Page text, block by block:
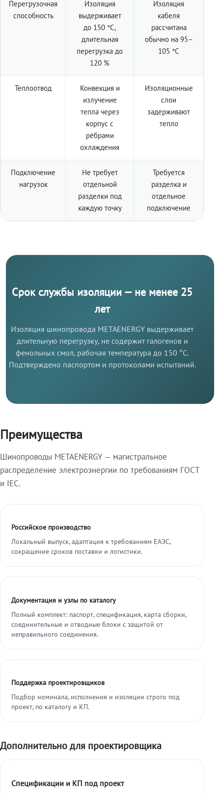
Перегрузочная
способность
Изоляция
выдерживает
до 150 °C,
длительная
перегрузка до
120 %
Изоляция
кабеля
рассчитана
обычно на 95–
105 °C
Теплоотвод
Конвекция и
излучение
тепла через
корпус с
рёбрами
охлаждения
Изоляционные
слои
задерживают
тепло
Подключение
нагрузок
Не требует
отдельной
разделки под
каждую точку
Требуется
разделка и
отдельное
подключение
Срок службы изоляции — не менее 25
лет
Изоляция шинопровода METAENERGY выдерживает
длительную перегрузку, не содержит галогенов и
фенольных смол, рабочая температура до 150 °C.
Подтверждено паспортом и протоколами испытаний.
Преимущества
Шинопроводы METAENERGY — магистральное
распределение электроэнергии по требованиям ГОСТ
и IEC.
Российское производство
Локальный выпуск, адаптация к требованиям ЕАЭС,
сокращение сроков поставки и логистики.
Документация и узлы по каталогу
Полный комплект: паспорт, спецификация, карта сборки,
соединительные и отводные блоки с защитой от
неправильного соединения.
Поддержка проектировщиков
Подбор номинала, исполнения и изоляции строго под
проект, по каталогу и КП.
Дополнительно для проектировщика
Спецификации и КП под проект